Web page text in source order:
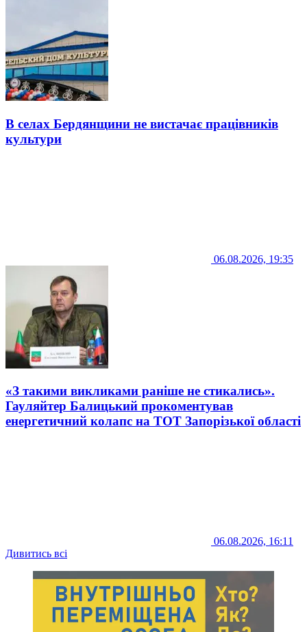
В селах Бердянщини не вистачає працівників
культури
06.08.2026, 19:35
«З такими викликами раніше не стикались».
Гауляйтер Балицький прокоментував
енергетичний колапс на ТОТ Запорізької області
06.08.2026, 16:11
Дивитись всі